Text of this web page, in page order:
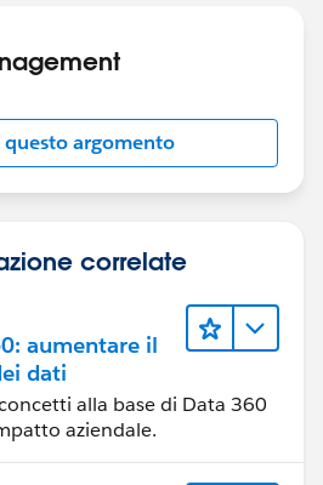
articleView?
argomento
correlate
aumentare il
dati
alla base di Data 360
aziendale.